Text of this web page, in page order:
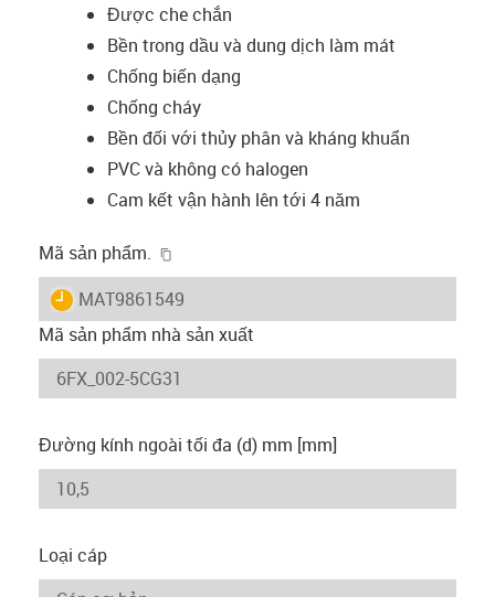
Được che chắn
Bền trong dầu và dung dịch làm mát
Chống biến dạng
Chống cháy
Bền đối với thủy phân và kháng khuẩn
PVC và không có halogen
Cam kết vận hành lên tới 4 năm
Mã sản phẩm.
igus-icon-lieferzeit
MAT9861549
Mã sản phẩm nhà sản xuất
Đường kính ngoài tối đa (d) mm [mm]
Loại cáp